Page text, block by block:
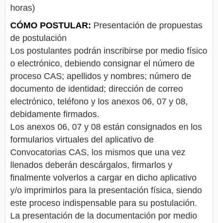
horas)
CÓMO POSTULAR: Presentación de propuestas
de postulación
Los postulantes podrán inscribirse por medio físico
o electrónico, debiendo consignar el número de
proceso CAS; apellidos y nombres; número de
documento de identidad; dirección de correo
electrónico, teléfono y los anexos 06, 07 y 08,
debidamente firmados.
Los anexos 06, 07 y 08 están consignados en los
formularios virtuales del aplicativo de
Convocatorias CAS, los mismos que una vez
llenados deberán descárgalos, firmarlos y
finalmente volverlos a cargar en dicho aplicativo
y/o imprimirlos para la presentación física, siendo
este proceso indispensable para su postulación.
La presentación de la documentación por medio